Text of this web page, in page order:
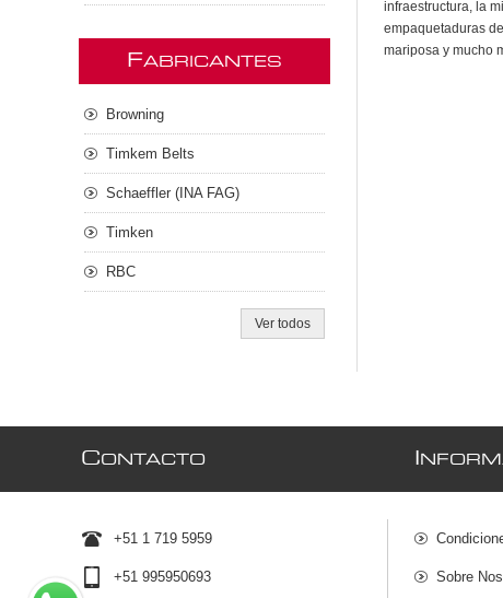
infraestructura, la
empaquetaduras
mariposa y mucho
FABRICANTES
Browning
Timkem Belts
Schaeffler (INA FAG)
Timken
RBC
Ver todos
CONTACTO
+51 1 719 5959
+51 995950693 Sobre